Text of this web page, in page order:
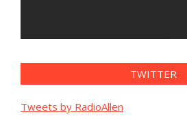
TWITTER
Tweets by RadioAllen